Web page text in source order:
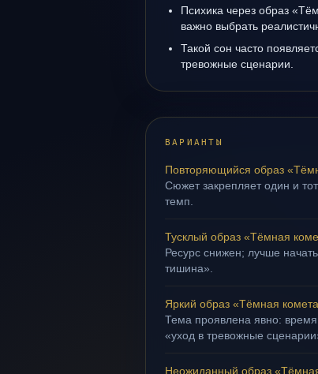
Психика через образ
важно выбрать
Такой сон часто
тревожные сценарии.
ВАРИАНТЫ
Повторяющийся образ
Сюжет закрепляет один и
темп.
Тусклый образ «Тёмная
Ресурс снижен; лучше
тишина».
Яркий образ «Тёмная
Тема проявлена явно: время
«уход в тревожные
Неожиданный образ